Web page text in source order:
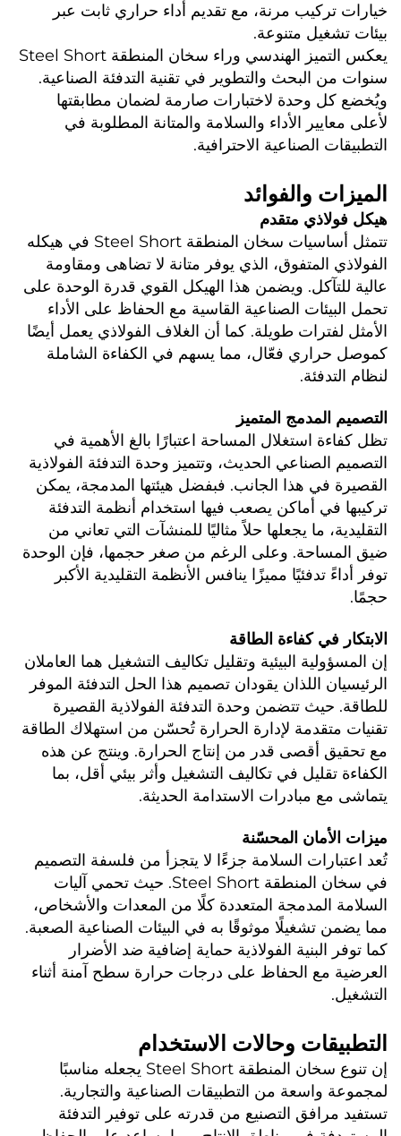
خيارات تركيب مرنة، مع تقديم أداء حراري ثابت عبر
بيئات تشغيل متنوعة.
سنوات من البحث والتطوير في تقنية التدفئة الصناعية.
ويُخضع كل وحدة لاختبارات صارمة لضمان مطابقتها
لأعلى معايير الأداء والسلامة والمتانة المطلوبة في
التطبيقات الصناعية الاحترافية.
الميزات والفوائد
هيكل فولاذي متقدم
تتمثل أساسيات سخان المنطقة Steel Short في هيكله
الفولاذي المتفوق، الذي يوفر متانة لا تضاهى ومقاومة
عالية للتآكل. ويضمن هذا الهيكل القوي قدرة الوحدة على
تحمل البيئات الصناعية القاسية مع الحفاظ على الأداء
الأمثل لفترات طويلة. كما أن الغلاف الفولاذي يعمل أيضًا
كموصل حراري فعّال، مما يسهم في الكفاءة الشاملة
لنظام التدفئة.
التصميم المدمج المتميز
تظل كفاءة استغلال المساحة اعتبارًا بالغ الأهمية في
التصميم الصناعي الحديث، وتتميز وحدة التدفئة الفولاذية
القصيرة في هذا الجانب. فبفضل هيئتها المدمجة، يمكن
تركيبها في أماكن يصعب فيها استخدام أنظمة التدفئة
التقليدية، ما يجعلها حلاً مثاليًا للمنشآت التي تعاني من
ضيق المساحة. وعلى الرغم من صغر حجمها، فإن الوحدة
توفر أداءً تدفئيًا مميزًا ينافس الأنظمة التقليدية الأكبر
حجمًا.
الابتكار في كفاءة الطاقة
إن المسؤولية البيئية وتقليل تكاليف التشغيل هما العاملان
الرئيسيان اللذان يقودان تصميم هذا الحل التدفئة الموفر
للطاقة. حيث تتضمن وحدة التدفئة الفولاذية القصيرة
تقنيات متقدمة لإدارة الحرارة تُحسّن من استهلاك الطاقة
مع تحقيق أقصى قدر من إنتاج الحرارة. وينتج عن هذه
الكفاءة تقليل في تكاليف التشغيل وأثر بيئي أقل، بما
يتماشى مع مبادرات الاستدامة الحديثة.
ميزات الأمان المحسّنة
تُعد اعتبارات السلامة جزءًا لا يتجزأ من فلسفة التصميم
في سخان المنطقة Steel Short. حيث تحمي آليات
السلامة المدمجة المتعددة كلًا من المعدات والأشخاص،
مما يضمن تشغيلًا موثوقًا به في البيئات الصناعية الصعبة.
كما توفر البنية الفولاذية حماية إضافية ضد الأضرار
العرضية مع الحفاظ على درجات حرارة سطح آمنة أثناء
التشغيل.
التطبيقات وحالات الاستخدام
إن تنوع سخان المنطقة Steel Short يجعله مناسبًا
لمجموعة واسعة من التطبيقات الصناعية والتجارية.
تستفيد مرافق التصنيع من قدرته على توفير التدفئة